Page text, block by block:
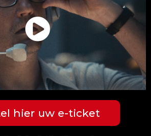
hier uw e-ticket